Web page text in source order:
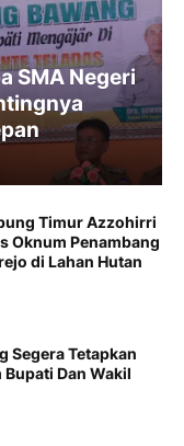
SMA Negeri
Timur Azzohirri
Oknum Penambang
di Lahan Hutan
Segera Tetapkan
Dan Wakil